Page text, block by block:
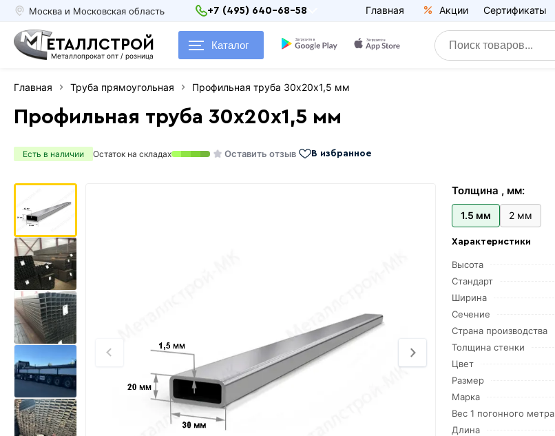
Москва и Московская область +7 (495) 640-68-58 Главная Акции Сертификаты
ЕТАЛЛСТРОЙ
Металлопрокат опт / розница
Каталог
Главная Труба прямоугольная Профильная труба 30х20х1,5 мм
Профильная труба 30х20х1,5 мм
Есть в наличии Остаток на складах Оставить отзыв В избранное
Толщина , мм:
1.5 мм 2 мм
Характеристики
Высота
Стандарт
Ширина
Сечение
Страна производства
Толщина стенки
Цвет
Размер
Марка
Вес 1 погонного метра
Длина